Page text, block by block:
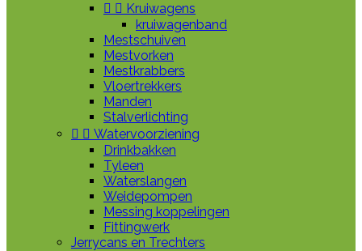
  Kruiwagens
kruiwagenband
Mestschuiven
Mestvorken
Mestkrabbers
Vloertrekkers
Manden
Stalverlichting
  Watervoorziening
Drinkbakken
Tyleen
Waterslangen
Weidepompen
Messing koppelingen
Fittingwerk
Jerrycans en Trechters